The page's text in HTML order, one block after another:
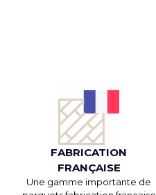
FABRICATION
FRANÇAISE
Une gamme importante de